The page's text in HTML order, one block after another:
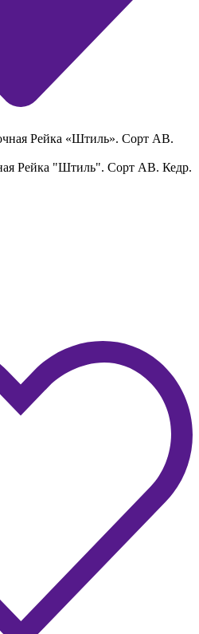
Рейка "Штиль". Сорт АВ. Кедр.